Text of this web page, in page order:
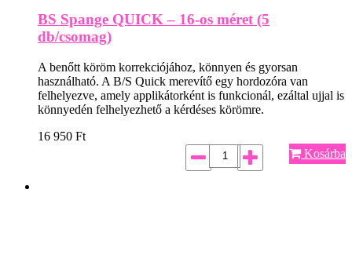
BS Spange QUICK – 16-os méret (5
db/csomag)
A benőtt köröm korrekciójához, könnyen és gyorsan
használható. A B/S Quick merevítő egy hordozóra van
felhelyezve, amely applikátorként is funkcionál, ezáltal ujjal is
könnyedén felhelyezhető a kérdéses körömre.
16 950 Ft
Kosárba